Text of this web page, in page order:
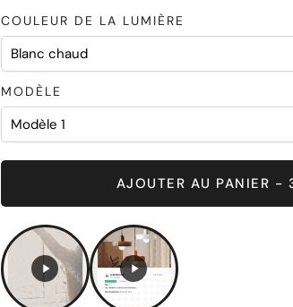
Chic
COULEUR DE LA LUMIÈRE
MODÈLE
AJOUTER AU PANIER